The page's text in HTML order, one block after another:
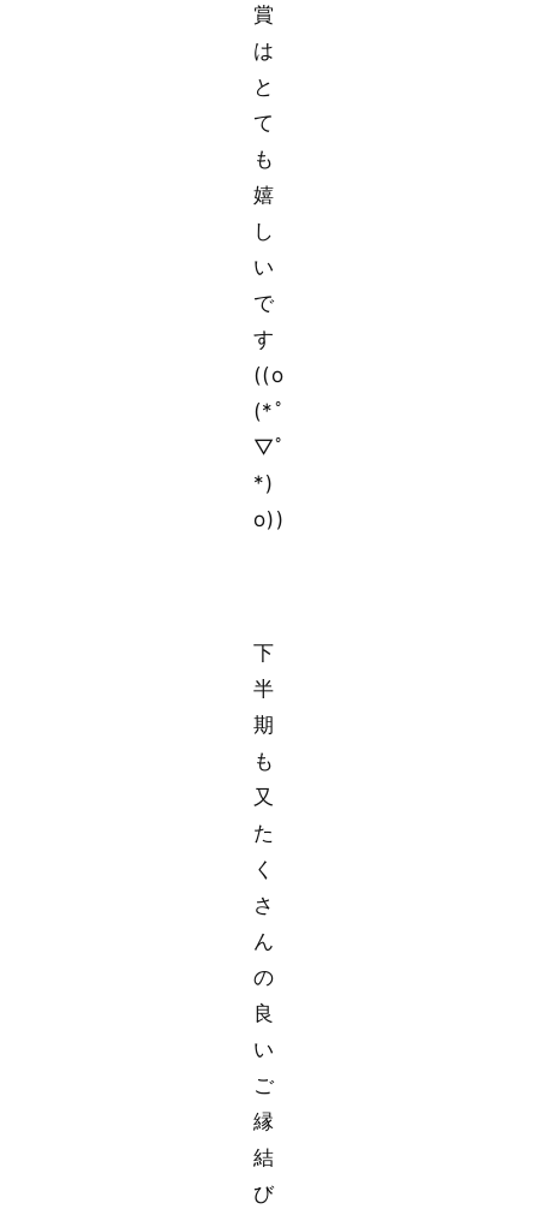
賞
は
と
て
も
嬉
し
い
で
す
((o
(*ﾟ
▽ﾟ
*)
o))
下
半
期
も
又
た
く
さ
ん
の
良
い
ご
縁
結
び